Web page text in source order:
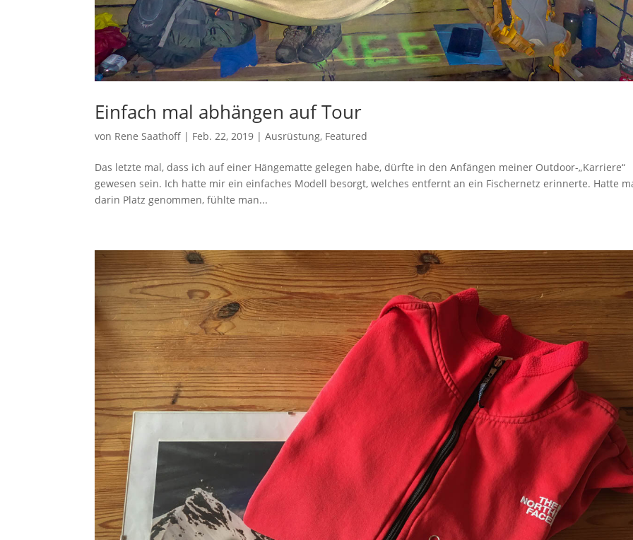
Einfach mal abhängen auf Tour
von Rene Saathoff | Feb. 22, 2019 |Ausrüstung, Featured
Das letzte mal, dass ich auf einer Hängematte gelegen habe, dürfte in den Anfängen meiner Outdoor-„Karriere“
gewesen sein. Ich hatte mir ein einfaches Modell besorgt, welches entfernt an ein Fischernetz erinnerte. Hatte
darin Platz genommen, fühlte man...